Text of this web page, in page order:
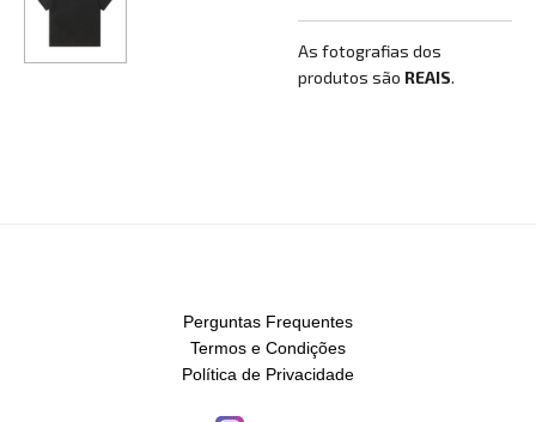
As fotografias dos
produtos são REAIS.
Perguntas Frequentes
Termos e Condições
Política de Privacidade